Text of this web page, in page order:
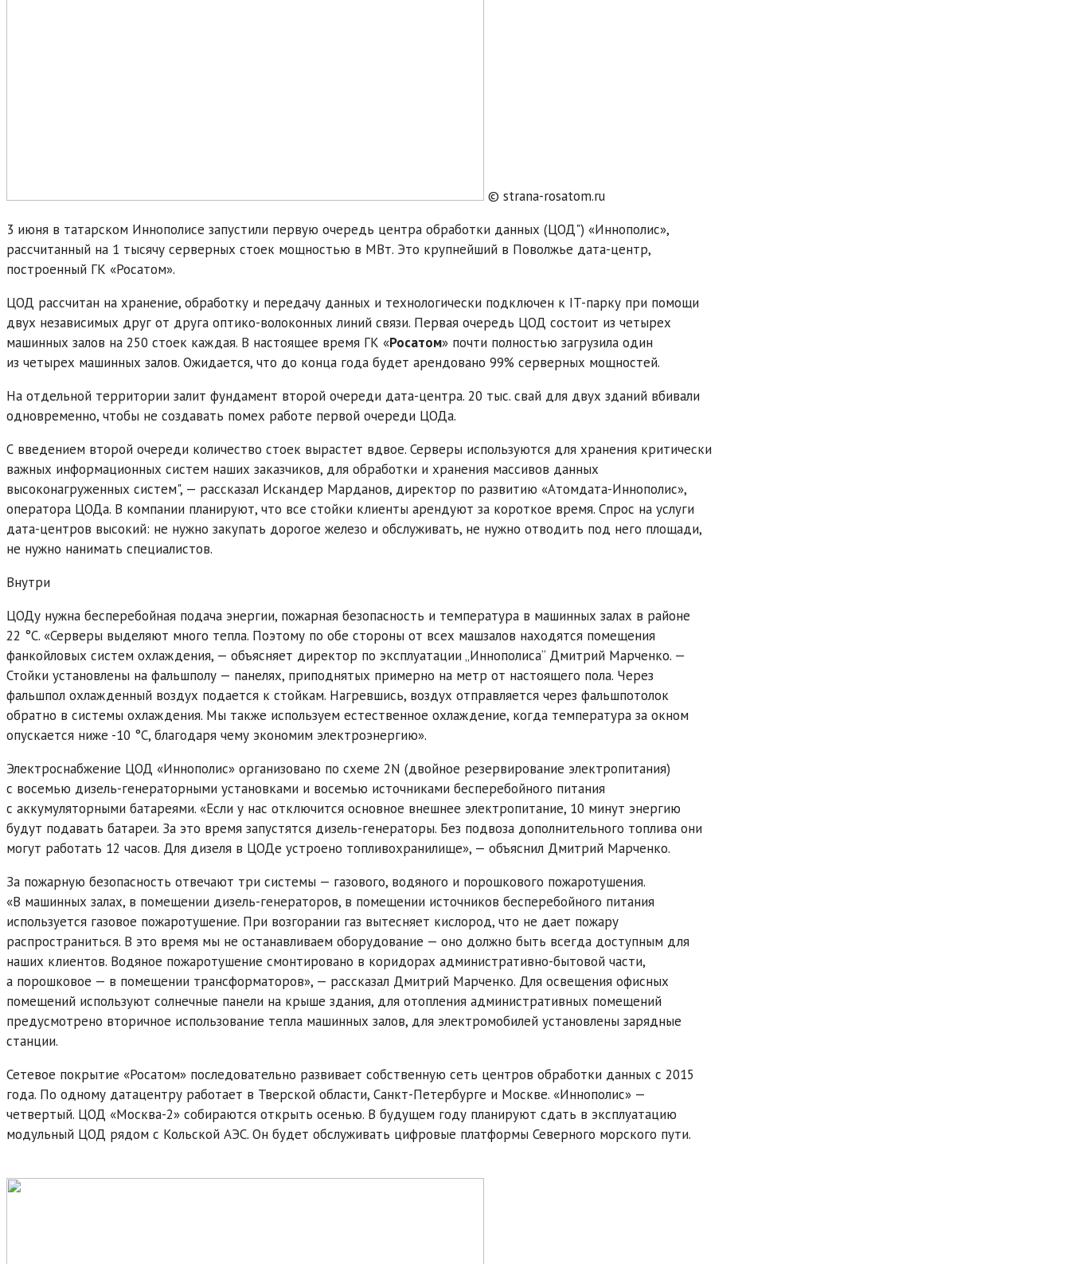
© strana-rosatom.ru
3 июня в татарском Иннополисе запустили первую очередь центра обработки данных (ЦОД") «Иннополис»,
рассчитанный на 1 тысячу серверных стоек мощностью в МВт. Это крупнейший в Поволжье дата-центр,
построенный ГК «Росатом».
ЦОД рассчитан на хранение, обработку и передачу данных и технологически подключен к IT-парку при помощи
двух независимых друг от друга оптико-волоконных линий связи. Первая очередь ЦОД состоит из четырех
машинных залов на 250 стоек каждая. В настоящее время ГК «Росатом» почти полностью загрузила один
из четырех машинных залов. Ожидается, что до конца года будет арендовано 99% серверных мощностей.
На отдельной территории залит фундамент второй очереди дата-центра. 20 тыс. свай для двух зданий вбивали
одновременно, чтобы не создавать помех работе первой очереди ЦОДа.
С введением второй очереди количество стоек вырастет вдвое. Серверы используются для хранения критически
важных информационных систем наших заказчиков, для обработки и хранения массивов данных
высоконагруженных систем", — рассказал Искандер Марданов, директор по развитию «Атомдата-Иннополис»,
оператора ЦОДа. В компании планируют, что все стойки клиенты арендуют за короткое время. Спрос на услуги
дата-центров высокий: не нужно закупать дорогое железо и обслуживать, не нужно отводить под него площади,
не нужно нанимать специалистов.
Внутри
ЦОДу нужна бесперебойная подача энергии, пожарная безопасность и температура в машинных залах в районе
22 °C. «Серверы выделяют много тепла. Поэтому по обе стороны от всех машзалов находятся помещения
фанкойловых систем охлаждения, — объясняет директор по эксплуатации „Иннополиса“ Дмитрий Марченко. —
Стойки установлены на фальшполу — панелях, приподнятых примерно на метр от настоящего пола. Через
фальшпол охлажденный воздух подается к стойкам. Нагревшись, воздух отправляется через фальшпотолок
обратно в системы охлаждения. Мы также используем естественное охлаждение, когда температура за окном
опускается ниже -10 °C, благодаря чему экономим электроэнергию».
Электроснабжение ЦОД «Иннополис» организовано по схеме 2N (двойное резервирование электропитания)
с восемью дизель-генераторными установками и восемью источниками бесперебойного питания
с аккумуляторными батареями. «Если у нас отключится основное внешнее электропитание, 10 минут энергию
будут подавать батареи. За это время запустятся дизель-генераторы. Без подвоза дополнительного топлива они
могут работать 12 часов. Для дизеля в ЦОДе устроено топливохранилище», — объяснил Дмитрий Марченко.
За пожарную безопасность отвечают три системы — газового, водяного и порошкового пожаротушения.
«В машинных залах, в помещении дизель-генераторов, в помещении источников бесперебойного питания
используется газовое пожаротушение. При возгорании газ вытесняет кислород, что не дает пожару
распространиться. В это время мы не останавливаем оборудование — оно должно быть всегда доступным для
наших клиентов. Водяное пожаротушение смонтировано в коридорах административно-бытовой части,
а порошковое — в помещении трансформаторов», — рассказал Дмитрий Марченко. Для освещения офисных
помещений используют солнечные панели на крыше здания, для отопления административных помещений
предусмотрено вторичное использование тепла машинных залов, для электромобилей установлены зарядные
станции.
Сетевое покрытие «Росатом» последовательно развивает собственную сеть центров обработки данных с 2015
года. По одному датацентру работает в Тверской области, Санкт-Петербурге и Москве. «Иннополис» —
четвертый. ЦОД «Москва-2» собираются открыть осенью. В будущем году планируют сдать в эксплуатацию
модульный ЦОД рядом с Кольской АЭС. Он будет обслуживать цифровые платформы Северного морского пути.